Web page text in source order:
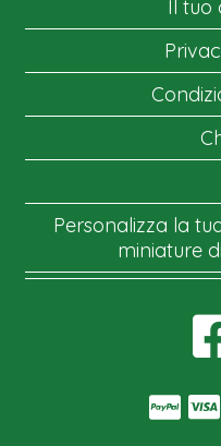
Il tuo
Personalizza la
miniature